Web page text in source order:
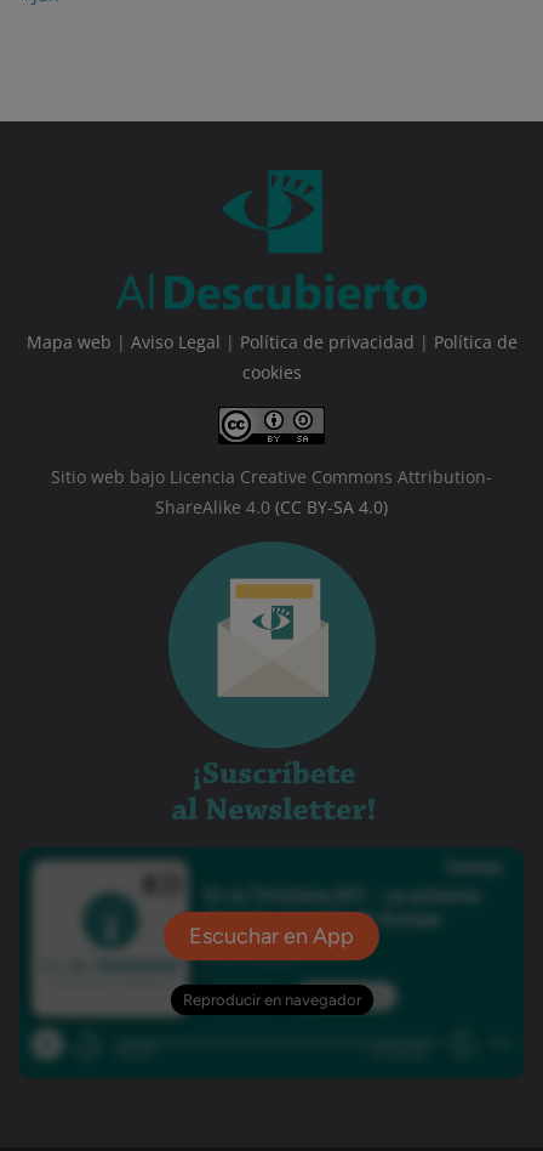
Mapa web | Aviso Legal | Política de privacidad | Política de
cookies
Sitio web bajo Licencia Creative Commons Attribution-
ShareAlike 4.0 (CC BY-SA 4.0)